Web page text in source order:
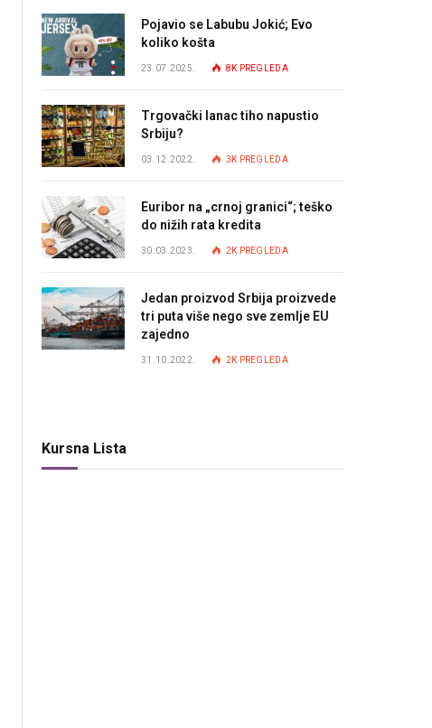
Pojavio se Labubu Jokić; Evo
koliko košta
23.07.2025. 8K PREGLEDA
Trgovački lanac tiho napustio
Srbiju?
03.12.2022. 3K PREGLEDA
Euribor na „crnoj granici“; teško
do nižih rata kredita
30.03.2023. 2K PREGLEDA
Jedan proizvod Srbija proizvede
tri puta više nego sve zemlje EU
zajedno
31.10.2022. 2K PREGLEDA
Kursna Lista